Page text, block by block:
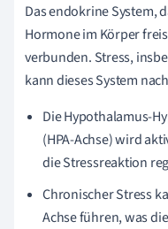
Das endokrine System,
Hormone im Körper
verbunden. Stress,
kann dieses System
Die Hypothalamus-
(HPA-Achse) wird
die Stressreaktion
Chronischer Stress
Achse führen, was